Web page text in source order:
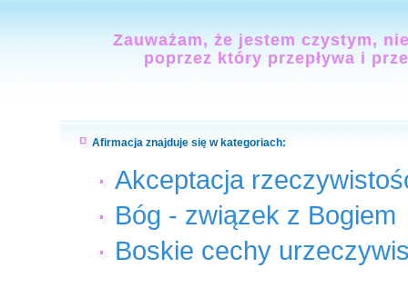
Zauważam, że jestem czystym,
poprzez który przepływa i
Afirmacja znajduje się w kategoriach:
Akceptacja
Bóg - związek z Bogiem
Boskie cechy